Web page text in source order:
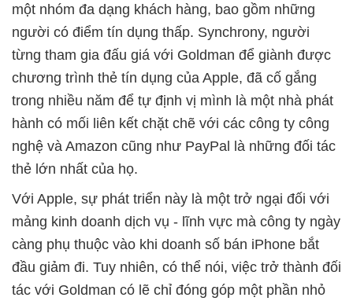
một nhóm đa dạng khách hàng, bao gồm những
người có điểm tín dụng thấp. Synchrony, người
từng tham gia đấu giá với Goldman để giành được
chương trình thẻ tín dụng của Apple, đã cố gắng
trong nhiều năm để tự định vị mình là một nhà phát
hành có mối liên kết chặt chẽ với các công ty công
nghệ và Amazon cũng như PayPal là những đối tác
thẻ lớn nhất của họ.
Với Apple, sự phát triển này là một trở ngại đối với
mảng kinh doanh dịch vụ - lĩnh vực mà công ty ngày
càng phụ thuộc vào khi doanh số bán iPhone bắt
đầu giảm đi. Tuy nhiên, có thể nói, việc trở thành đối
tác với Goldman có lẽ chỉ đóng góp một phần nhỏ